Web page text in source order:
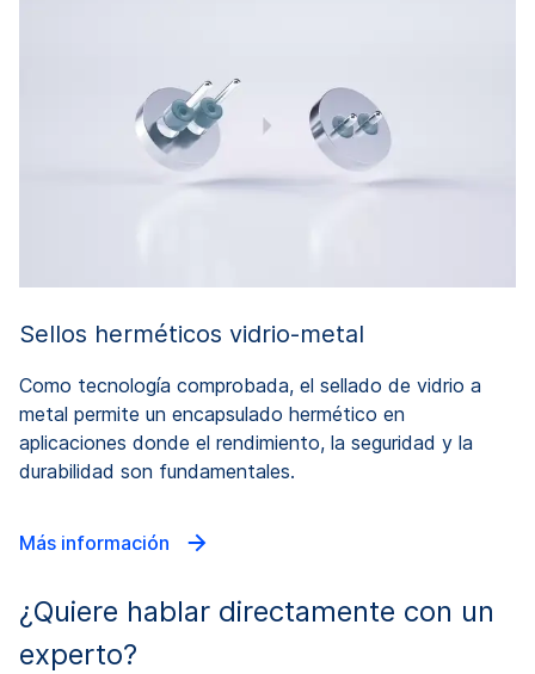
Sellos herméticos vidrio-metal
Como tecnología comprobada, el sellado de vidrio a
metal permite un encapsulado hermético en
aplicaciones donde el rendimiento, la seguridad y la
durabilidad son fundamentales.
Más información
¿Quiere hablar directamente con un
experto?